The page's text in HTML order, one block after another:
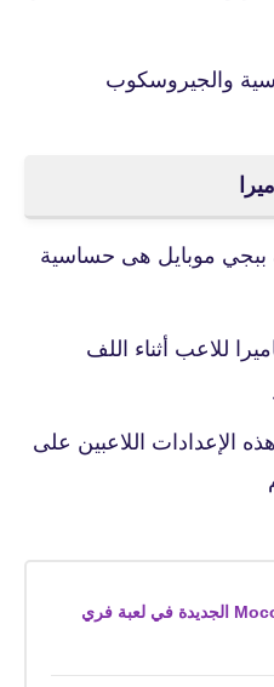
والجيروسكوب
ببجي موبايل هى حساسية
للاعب أثناء اللف
الإعدادات اللاعبين على
تعرف على شخصية موكو Moco الجديدة في لعبة فري